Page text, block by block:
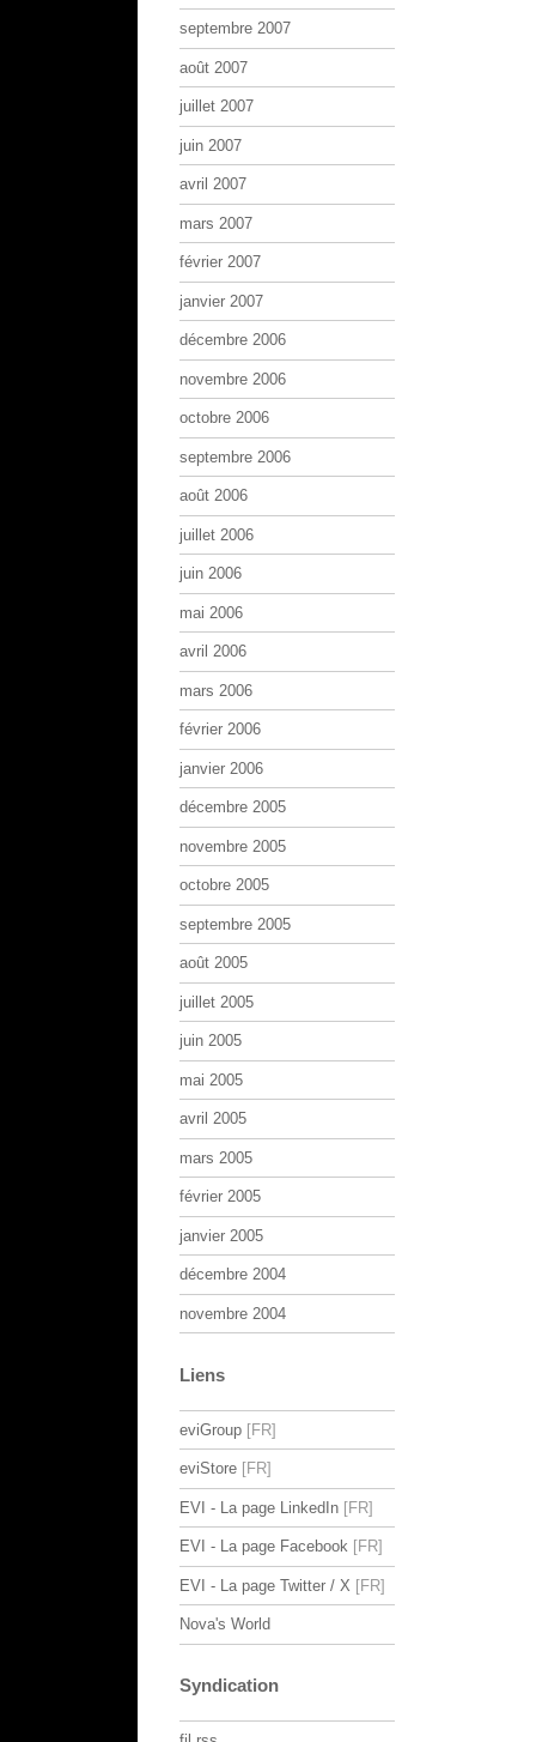
septembre 2007
août 2007
juillet 2007
juin 2007
avril 2007
mars 2007
février 2007
janvier 2007
décembre 2006
novembre 2006
octobre 2006
septembre 2006
août 2006
juillet 2006
juin 2006
mai 2006
avril 2006
mars 2006
février 2006
janvier 2006
décembre 2005
novembre 2005
octobre 2005
septembre 2005
août 2005
juillet 2005
juin 2005
mai 2005
avril 2005
mars 2005
février 2005
janvier 2005
décembre 2004
novembre 2004
Liens
eviGroup
eviStore
EVI - La page LinkedIn
EVI - La page Facebook
EVI - La page Twitter / X
Nova's World
Syndication